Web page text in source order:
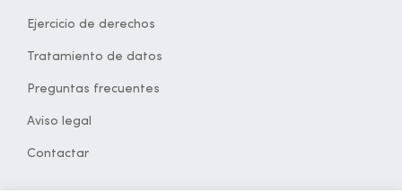
Ejercicio de derechos
Tratamiento de datos
Preguntas frecuentes
Aviso legal
Contactar